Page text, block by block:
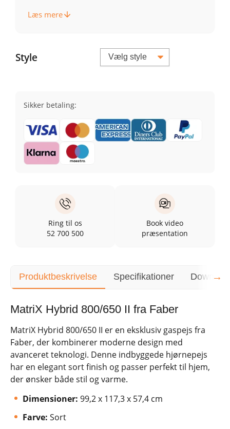
Læs mere
Style
Sikker betaling:
Ring til os
52 700 500
Book video
præsentation
Produktbeskrivelse Specifikationer
MatriX Hybrid 800/650 II fra Faber
MatriX Hybrid 800/650 II er en eksklusiv gaspejs fra
Faber, der kombinerer moderne design med
avanceret teknologi. Denne indbyggede hjørnepejs
har en elegant sort finish og passer perfekt til hjem,
der ønsker både stil og varme.
Dimensioner: 99,2 x 117,3 x 57,4 cm
Farve: Sort
→